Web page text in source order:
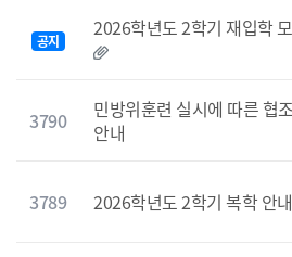
공지
2026학년도 2학기 재입학
3790
민방위훈련 실시에 따른 협
안내
3789 2026학년도 2학기 복학 안